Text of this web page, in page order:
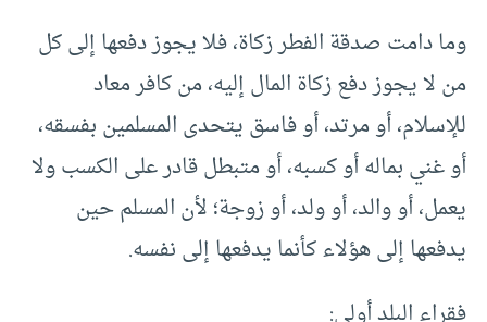
وما دامت صدقة الفطر زكاة، فلا يجوز دفعها إلى كل
من لا يجوز دفع زكاة المال إليه، من كافر معاد
للإسلام، أو مرتد، أو فاسق يتحدى المسلمين بفسقه،
أو غني بماله أو كسبه، أو متبطل قادر على الكسب ولا
يعمل، أو والد، أو ولد، أو زوجة؛ لأن المسلم حين
يدفعها إلى هؤلاء كأنما يدفعها إلى نفسه.